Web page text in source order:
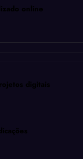
online
digitais